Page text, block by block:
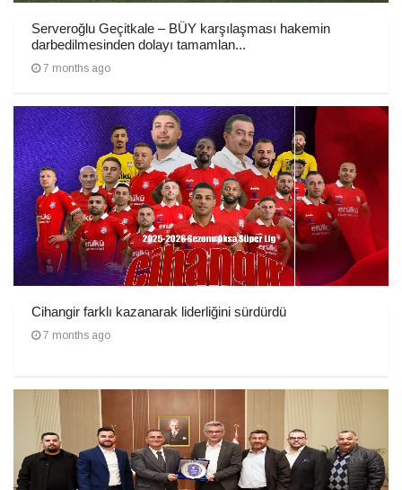
Serveroğlu Geçitkale – BÜY karşılaşması hakemin
darbedilmesinden dolayı tamamlan...
7 months ago
Cihangir farklı kazanarak liderliğini sürdürdü
7 months ago